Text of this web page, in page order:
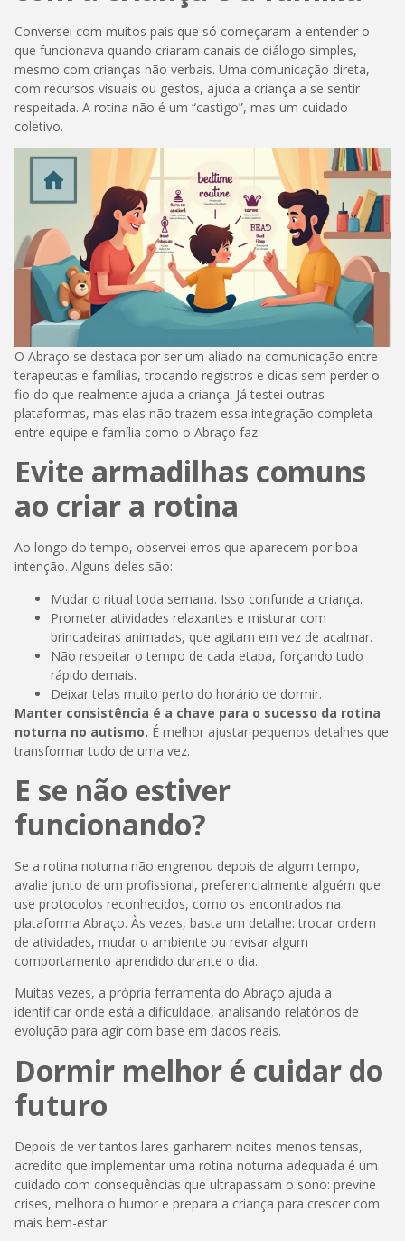
Conversei com muitos pais que só começaram a entender o
que funcionava quando criaram canais de diálogo simples,
mesmo com crianças não verbais. Uma comunicação direta,
com recursos visuais ou gestos, ajuda a criança a se sentir
respeitada. A rotina não é um “castigo”, mas um cuidado
coletivo.
O Abraço se destaca por ser um aliado na comunicação entre
terapeutas e famílias, trocando registros e dicas sem perder o
fio do que realmente ajuda a criança. Já testei outras
plataformas, mas elas não trazem essa integração completa
entre equipe e família como o Abraço faz.
Evite armadilhas comuns
ao criar a rotina
Ao longo do tempo, observei erros que aparecem por boa
intenção. Alguns deles são:
Mudar o ritual toda semana. Isso confunde a criança.
Prometer atividades relaxantes e misturar com
brincadeiras animadas, que agitam em vez de acalmar.
Não respeitar o tempo de cada etapa, forçando tudo
rápido demais.
Deixar telas muito perto do horário de dormir.
Manter consistência é a chave para o sucesso da rotina
noturna no autismo. É melhor ajustar pequenos detalhes que
transformar tudo de uma vez.
E se não estiver
funcionando?
Se a rotina noturna não engrenou depois de algum tempo,
avalie junto de um profissional, preferencialmente alguém que
use protocolos reconhecidos, como os encontrados na
plataforma Abraço. Às vezes, basta um detalhe: trocar ordem
de atividades, mudar o ambiente ou revisar algum
comportamento aprendido durante o dia.
Muitas vezes, a própria ferramenta do Abraço ajuda a
identificar onde está a dificuldade, analisando relatórios de
evolução para agir com base em dados reais.
Dormir melhor é cuidar do
futuro
Depois de ver tantos lares ganharem noites menos tensas,
acredito que implementar uma rotina noturna adequada é um
cuidado com consequências que ultrapassam o sono: previne
crises, melhora o humor e prepara a criança para crescer com
mais bem-estar.